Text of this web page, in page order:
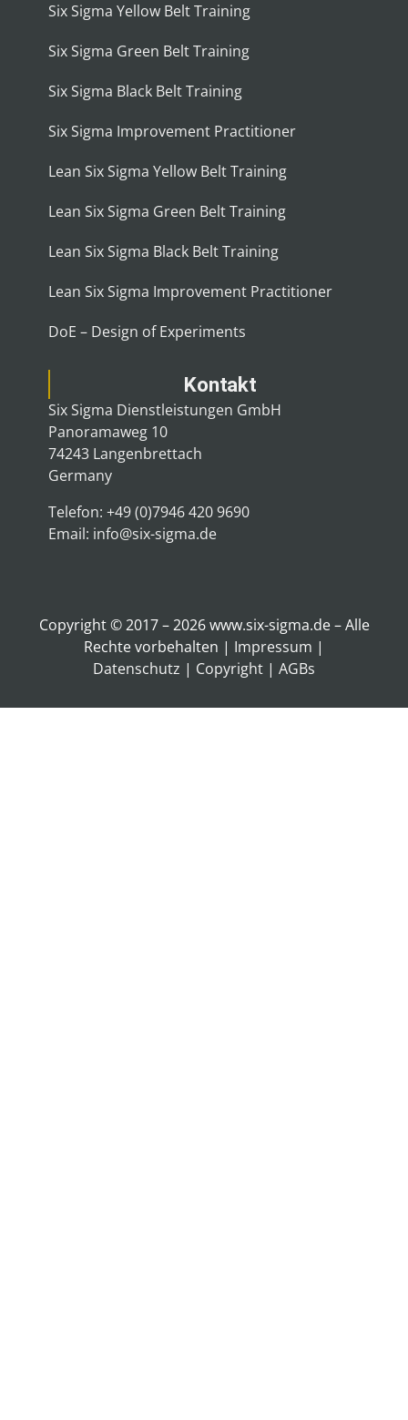
Six Sigma Yellow Belt Training
Six Sigma Green Belt Training
Six Sigma Black Belt Training
Six Sigma Improvement Practitioner
Lean Six Sigma Yellow Belt Training
Lean Six Sigma Green Belt Training
Lean Six Sigma Black Belt Training
Lean Six Sigma Improvement Practitioner
DoE – Design of Experiments
Kontakt
Six Sigma Dienstleistungen GmbH
Panoramaweg 10
74243 Langenbrettach
Germany
Telefon: +49 (0)7946 420 9690
Email: info@six-sigma.de
Copyright © 2017 – 2026 www.six-sigma.de – Alle
Rechte vorbehalten | Impressum |
Datenschutz | Copyright | AGBs